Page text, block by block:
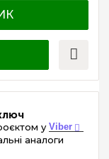
у Viber
аналоги